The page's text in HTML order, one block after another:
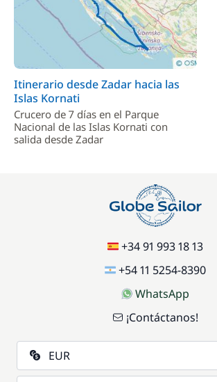
Itinerario desde Zadar hacia las
Islas Kornati
Crucero de 7 días en el Parque
Nacional de las Islas Kornati con
salida desde Zadar
+34 91 993 18 13
+54 11 5254-8390
WhatsApp
¡Contáctanos!
EUR